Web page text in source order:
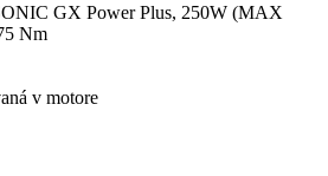
GX Power Plus, 250W (MAX
Nm
v motore